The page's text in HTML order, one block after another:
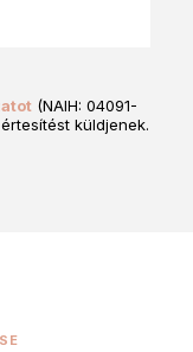
(NAIH: 04091-
küldjenek.